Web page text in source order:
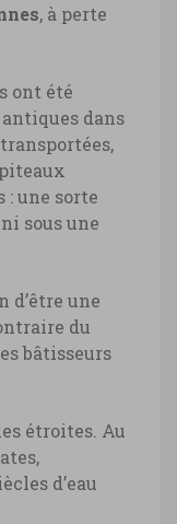
, à perte
ont été
dans
une sorte
sous une
d’être une
du
bâtisseurs
étroites. Au
d’eau